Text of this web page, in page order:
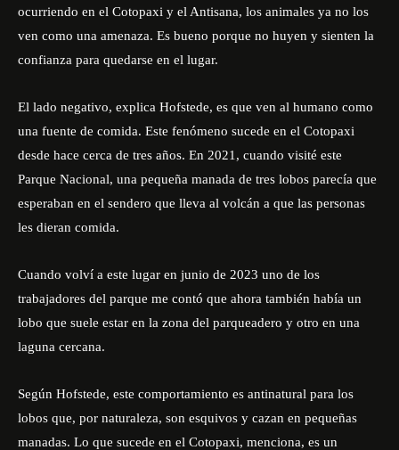
ocurriendo en el Cotopaxi y el Antisana, los animales ya no los
ven como una amenaza. Es bueno porque no huyen y sienten la
confianza para quedarse en el lugar.
El lado negativo, explica Hofstede, es que ven al humano como
una fuente de comida. Este fenómeno sucede en el Cotopaxi
desde hace cerca de tres años. En 2021, cuando visité este
Parque Nacional, una pequeña manada de tres lobos parecía que
esperaban en el sendero que lleva al volcán a que las personas
les dieran comida.
Cuando volví a este lugar en junio de 2023 uno de los
trabajadores del parque me contó que ahora también había un
lobo que suele estar en la zona del parqueadero y otro en una
laguna cercana.
Según Hofstede, este comportamiento es antinatural para los
lobos que, por naturaleza, son esquivos y cazan en pequeñas
manadas. Lo que sucede en el Cotopaxi, menciona, es un